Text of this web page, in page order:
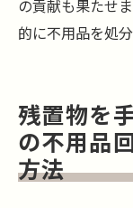
の貢献も果たせ
的に不用品を処
残置物を
の不用品
方法